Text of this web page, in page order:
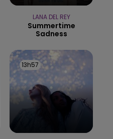
LANA DEL REY
Summertime
Sadness
13h57
13h57